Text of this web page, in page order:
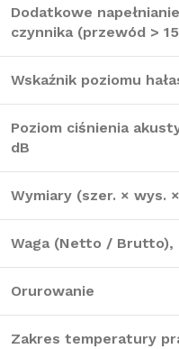
Dodatkowe napełnianie
czynnika (przewód >
Wskaźnik poziomu
Poziom ciśnienia
dB
Wymiary (szer. × wys.
Waga (Netto / Brutto),
Orurowanie
Zakres temperatury